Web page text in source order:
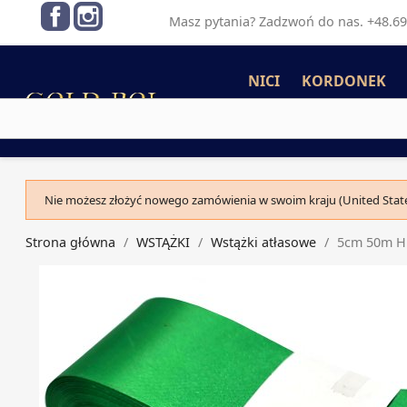
Masz pytania? Zadzwoń do nas.
Facebook
NICI KORDONEK
Nie możesz złożyć nowego zamówienia w swoim kraju (United
Strona główna WSTĄŻKI Wstążki atłasowe 5cm 50m